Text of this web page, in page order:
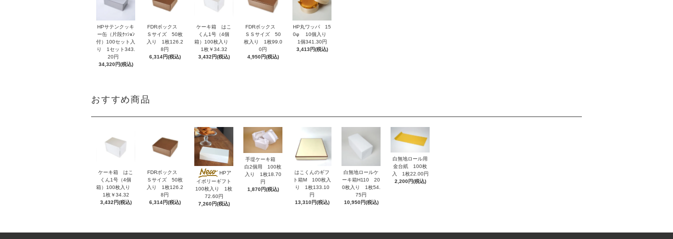
HPサテンクッキ
ー缶（片段ｸｯｼｮﾝ
付）100セット入
り 1セット343.
20円
34,320円(税込)
FDRボックス
Ｓサイズ 50枚
入り 1枚126.2
8円
6,314円(税込)
ケーキ箱 はこ
くん1号（4個
箱）100枚入り
1枚￥34.32
3,432円(税込)
FDRボックス
ＳＳサイズ 50
枚入り 1枚99.0
0円
4,950円(税込)
HP丸ワッパ 15
0φ 10個入り
1個341.30円
3,413円(税込)
おすすめ商品
ケーキ箱 はこ
くん1号（4個
箱）100枚入り
1枚￥34.32
3,432円(税込)
FDRボックス
Ｓサイズ 50枚
入り 1枚126.2
8円
6,314円(税込)
HPア
イボリーギフト
100枚入り 1枚
72.60円
7,260円(税込)
手堤ケーキ箱
白2個用 100枚
入り 1枚18.70
円
1,870円(税込)
はこくんのギフ
ト箱M 100枚入
り 1枚133.10
円
13,310円(税込)
白無地ロールケ
ーキ箱H110 20
0枚入り 1枚54.
75円
10,950円(税込)
白無地ロール用
金台紙 100枚
入 1枚22.00円
2,200円(税込)